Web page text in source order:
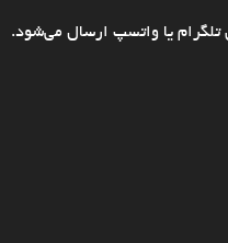
یا واتسپ ارسال می‌شود.